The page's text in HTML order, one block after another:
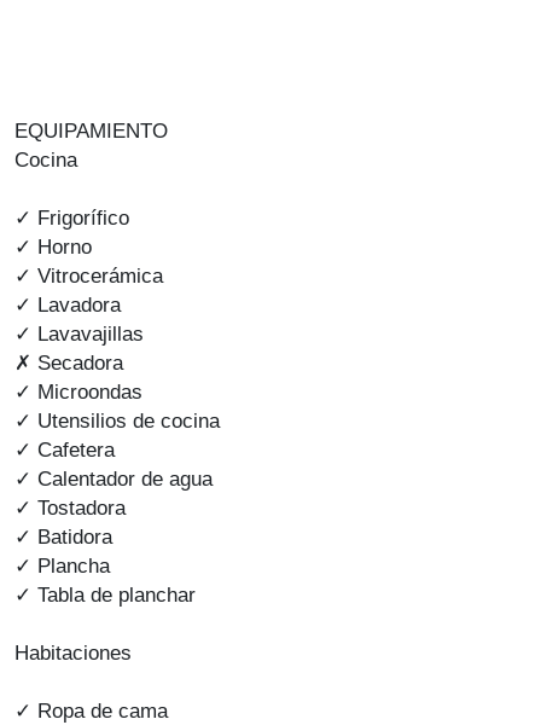
EQUIPAMIENTO
Cocina
✓ Frigorífico
✓ Horno
✓ Vitrocerámica
✓ Lavadora
✓ Lavavajillas
✗ Secadora
✓ Microondas
✓ Utensilios de cocina
✓ Cafetera
✓ Calentador de agua
✓ Tostadora
✓ Batidora
✓ Plancha
✓ Tabla de planchar
Habitaciones
✓ Ropa de cama